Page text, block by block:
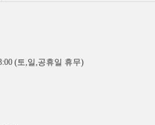
(토,일,공휴일 휴무)